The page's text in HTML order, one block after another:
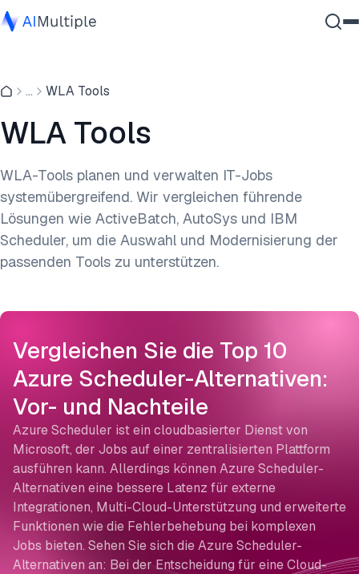
Cybersicherheit
Unternehmenssoftware
Kontaktieren
... WLA Tools
WLA Tools
WLA-Tools planen und verwalten IT-Jobs
systemübergreifend. Wir vergleichen führende
Lösungen wie ActiveBatch, AutoSys und IBM
Scheduler, um die Auswahl und Modernisierung der
passenden Tools zu unterstützen.
Vergleichen Sie die Top 10
Azure Scheduler-Alternativen:
Vor- und Nachteile
Azure Scheduler ist ein cloudbasierter Dienst von
Microsoft, der Jobs auf einer zentralisierten Plattform
ausführen kann. Allerdings können Azure Scheduler-
Alternativen eine bessere Latenz für externe
Integrationen, Multi-Cloud-Unterstützung und erweiterte
Funktionen wie die Fehlerbehebung bei komplexen
Jobs bieten. Sehen Sie sich die Azure Scheduler-
Alternativen an: Bei der Entscheidung für eine Cloud-